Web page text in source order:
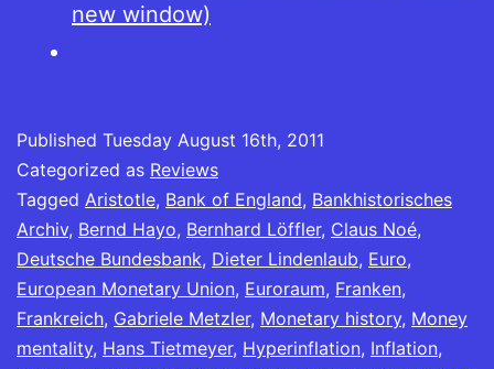
new window)
Published Tuesday August 16th, 2011
Categorized as Reviews
Tagged Aristotle, Bank of England, Bankhistorisches
Archiv, Bernd Hayo, Bernhard Löffler, Claus Noé,
Deutsche Bundesbank, Dieter Lindenlaub, Euro,
European Monetary Union, Euroraum, Franken,
Frankreich, Gabriele Metzler, Monetary history, Money
mentality, Hans Tietmeyer, Hyperinflation, Inflation,